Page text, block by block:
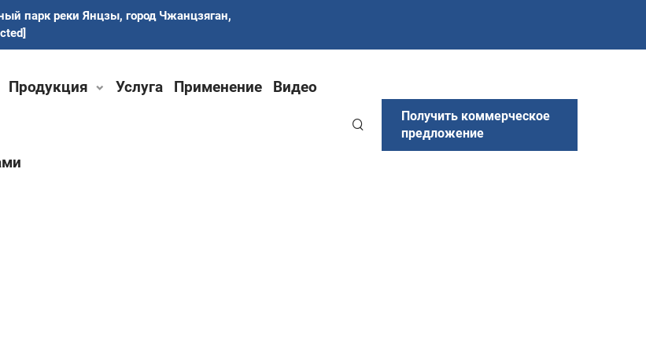
парк реки Янцзы, город Чжанцзяган,
Продукция Услуга Применение Видео
Получить коммерческое
предложение